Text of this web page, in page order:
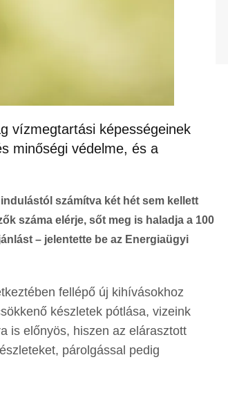
vízmegtartási képességeinek
minőségi védelme, és a
számítva két hét sem kellett
száma elérje, sőt meg is haladja a 100
– jelentette be az Energiaügyi
fellépő új kihívásokhoz
készletek pótlása, vizeink
is előnyös, hiszen az elárasztott
párolgással pedig